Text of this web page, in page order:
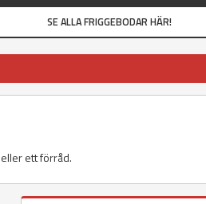
SE ALLA FRIGGEBODAR HÄR!
ett förråd.